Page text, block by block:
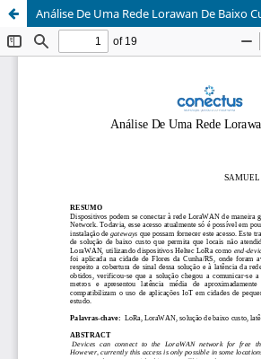
Análise De Uma Rede Lorawan De Baixo